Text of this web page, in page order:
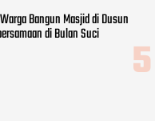
Bangun Masjid di Dusun
di Bulan Suci